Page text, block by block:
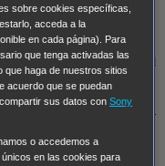
sueño Mr Loverman
Los últimos
Street Cobra Kai
Tom
de Susan Ryeland:
Mentes Criminales:
de Culpa Morbius
sobre cookies específicas,
acceda a la
en cada página). Para
que tenga activadas las
haga de nuestros sitios
acuerdo que se puedan
sus datos conSony
o accedemos a
en las cookies para